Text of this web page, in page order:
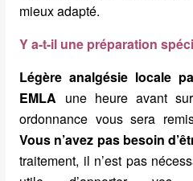
mieux adapté.
Y a-t-il une préparation
Légère analgésie locale
EMLA une heure avant
ordonnance vous sera
Vous n’avez pas besoin
traitement, il n’est pas